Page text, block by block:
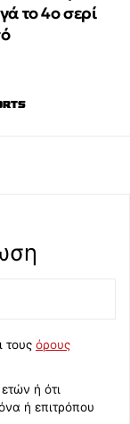
το 4ο σερί
τους όρους
ή ότι
ή επιτρόπου